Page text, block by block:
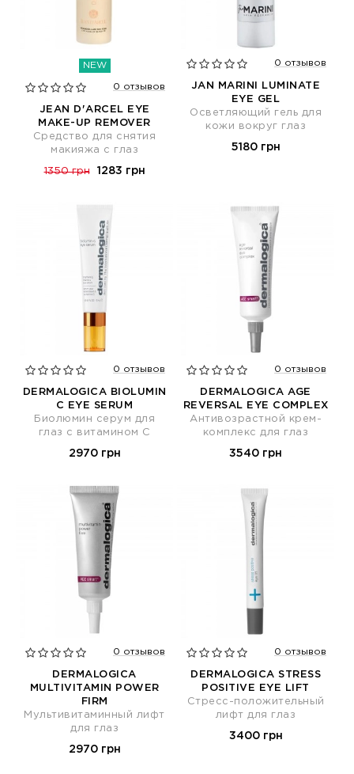
NEW
0 отзывов
JEAN D'ARCEL EYE
MAKE-UP REMOVER
Средство для снятия
макияжа с глаз
1350 грн 1283 грн
0 отзывов
JAN MARINI LUMINATE
EYE GEL
Осветляющий гель для
кожи вокруг глаз
5180 грн
0 отзывов
DERMALOGICA BIOLUMIN
C EYE SERUM
Биолюмин серум для
глаз с витамином С
2970 грн
0 отзывов
DERMALOGICA AGE
REVERSAL EYE COMPLEX
Антивозрастной крем-
комплекс для глаз
3540 грн
0 отзывов
DERMALOGICA
MULTIVITAMIN POWER
FIRM
Мультивитаминный лифт
для глаз
2970 грн
0 отзывов
DERMALOGICA STRESS
POSITIVE EYE LIFT
Стресс-положительный
лифт для глаз
3400 грн